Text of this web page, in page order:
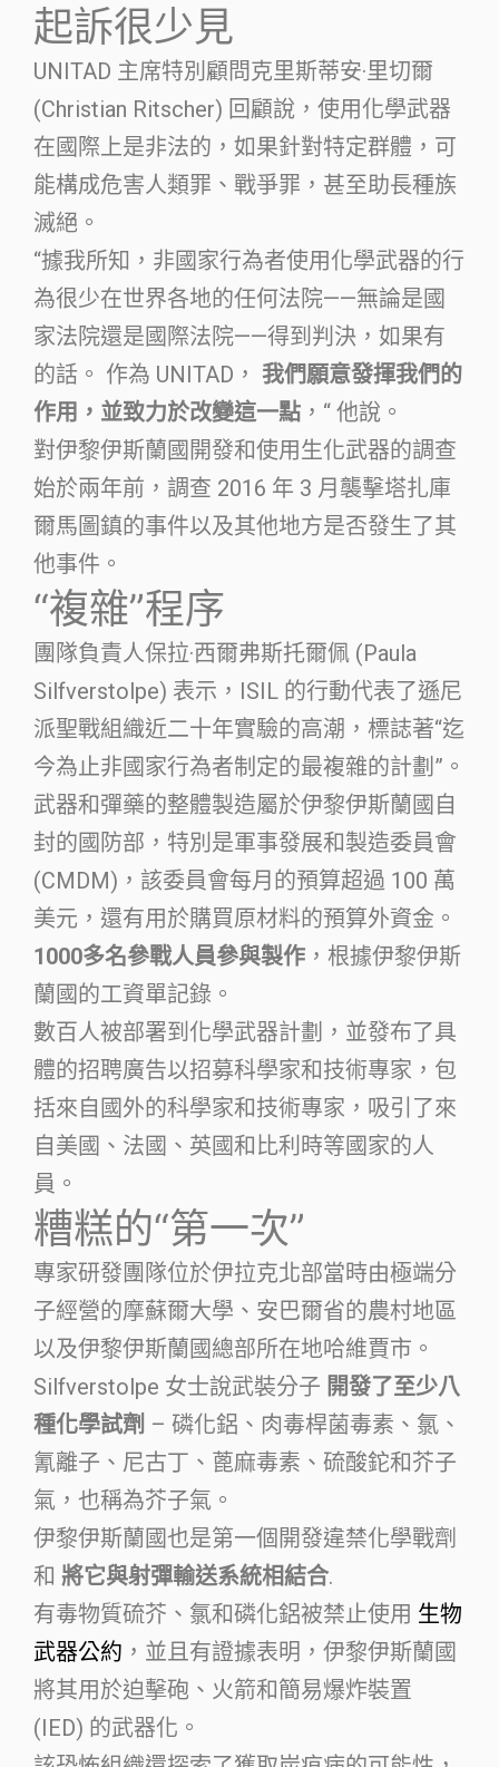
起訴很少見
UNITAD 主席特別顧問克里斯蒂安·里切爾
(Christian Ritscher) 回顧說，使用化學武器
在國際上是非法的，如果針對特定群體，可
能構成危害人類罪、戰爭罪，甚至助長種族
滅絕。
“據我所知，非國家行為者使用化學武器的行
為很少在世界各地的任何法院——無論是國
家法院還是國際法院——得到判決，如果有
的話。 作為 UNITAD， 我們願意發揮我們的
作用，並致力於改變這一點 ，“ 他說。
對伊黎伊斯蘭國開發和使用生化武器的調查
始於兩年前，調查 2016 年 3 月襲擊塔扎庫
爾馬圖鎮的事件以及其他地方是否發生了其
他事件。
“複雜”程序
團隊負責人保拉·西爾弗斯托爾佩 (Paula
Silfverstolpe) 表示，ISIL 的行動代表了遜尼
派聖戰組織近二十年實驗的高潮，標誌著“迄
今為止非國家行為者制定的最複雜的計劃”。
武器和彈藥的整體製造屬於伊黎伊斯蘭國自
封的國防部，特別是軍事發展和製造委員會
(CMDM)，該委員會每月的預算超過 100 萬
美元，還有用於購買原材料的預算外資金。
1000多名參戰人員參與製作 ，根據伊黎伊斯
蘭國的工資單記錄。
數百人被部署到化學武器計劃，並發布了具
體的招聘廣告以招募科學家和技術專家，包
括來自國外的科學家和技術專家，吸引了來
自美國、法國、英國和比利時等國家的人
員。
糟糕的“第一次”
專家研發團隊位於伊拉克北部當時由極端分
子經營的摩蘇爾大學、安巴爾省的農村地區
以及伊黎伊斯蘭國總部所在地哈維賈市。
Silfverstolpe 女士說武裝分子 開發了至少八
種化學試劑 – 磷化鋁、肉毒桿菌毒素、氯、
氰離子、尼古丁、蓖麻毒素、硫酸鉈和芥子
氣，也稱為芥子氣。
伊黎伊斯蘭國也是第一個開發違禁化學戰劑
和 將它與射彈輸送系統相結合.
有毒物質硫芥、氯和磷化鋁被禁止使用 生物
武器公約 ，並且有證據表明，伊黎伊斯蘭國
將其用於迫擊砲、火箭和簡易爆炸裝置
(IED) 的武器化。